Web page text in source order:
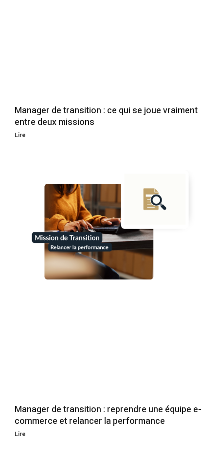
Manager de transition : ce qui se joue vraiment
entre deux missions
Lire
Manager de transition : reprendre une équipe e-
commerce et relancer la performance
Lire